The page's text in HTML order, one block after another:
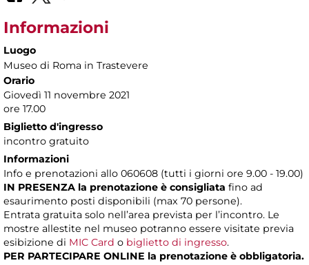
Informazioni
Luogo
Museo di Roma in Trastevere
Orario
Giovedì 11 novembre 2021
ore 17.00
Biglietto d'ingresso
incontro gratuito
Informazioni
Info e prenotazioni allo 060608 (tutti i giorni ore 9.00 - 19.00)
IN PRESENZA la prenotazione è consigliata fino ad
esaurimento posti disponibili (max 70 persone).
Entrata gratuita solo nell’area prevista per l’incontro. Le
mostre allestite nel museo potranno essere visitate previa
esibizione di MIC Card o biglietto di ingresso.
PER PARTECIPARE ONLINE la prenotazione è obbligatoria.